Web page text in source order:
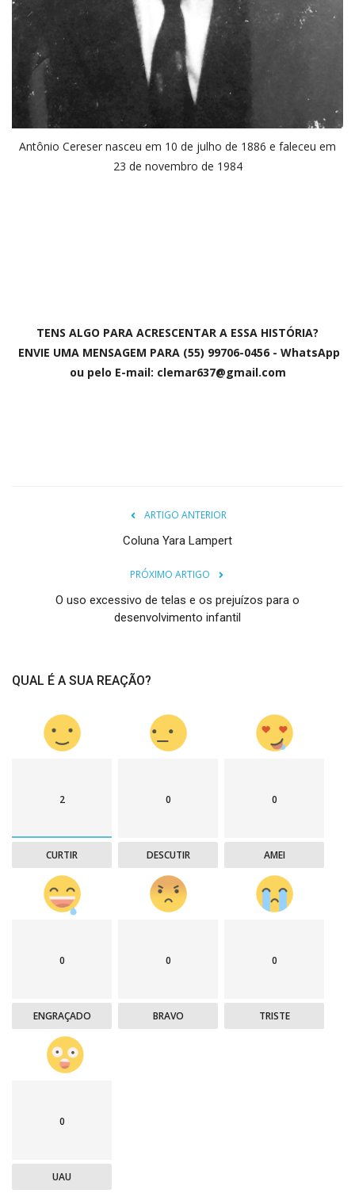
Antônio Cereser nasceu em 10 de julho de 1886 e faleceu em
23 de novembro de 1984
TENS ALGO PARA ACRESCENTAR A ESSA HISTÓRIA?
ENVIE UMA MENSAGEM PARA (55) 99706-0456 - WhatsApp
ou pelo E-mail: clemar637@gmail.com
ARTIGO ANTERIOR
Coluna Yara Lampert
PRÓXIMO ARTIGO
O uso excessivo de telas e os prejuízos para o
desenvolvimento infantil
QUAL É A SUA REAÇÃO?
2
CURTIR
0
DESCUTIR
0
AMEI
0
ENGRAÇADO
0
BRAVO
0
TRISTE
0
UAU